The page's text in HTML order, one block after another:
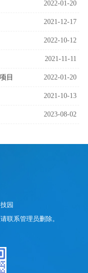
2022-01-20
2021-12-17
2022-10-12
2021-11-11
目 2022-01-20
2021-10-13
2023-08-02
园
联系管理员删除。